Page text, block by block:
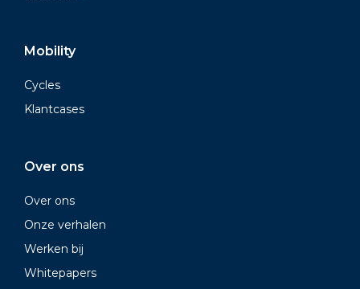
Mobility
Cycles
Klantcases
Over ons
Over ons
Onze verhalen
Werken bij
Whitepapers